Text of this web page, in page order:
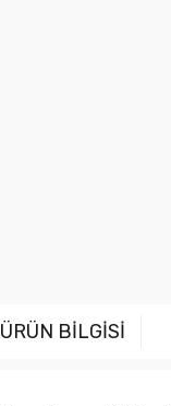
ÜRÜN BİLGİSİ